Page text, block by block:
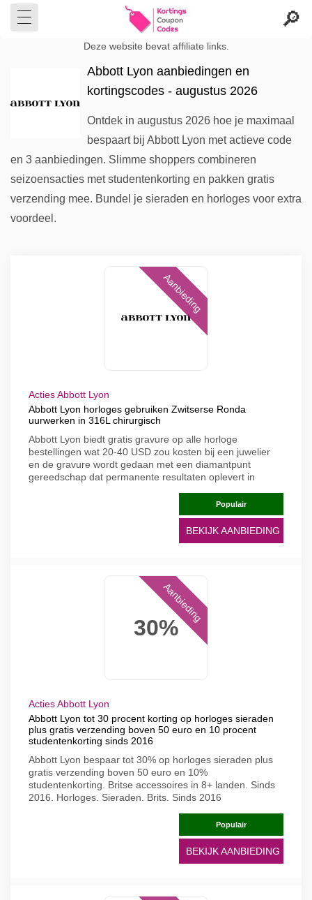
Deze website bevat affiliate links.
Abbott Lyon aanbiedingen en
kortingscodes - augustus 2026
Ontdek in augustus 2026 hoe je maximaal
bespaart bij Abbott Lyon met actieve code
en 3 aanbiedingen. Slimme shoppers combineren
seizoensacties met studentenkorting en pakken gratis
verzending mee. Bundel je sieraden en horloges voor extra
voordeel.
Aanbieding
Acties Abbott Lyon
Abbott Lyon horloges gebruiken Zwitserse Ronda
uurwerken in 316L chirurgisch
Abbott Lyon biedt gratis gravure op alle horloge
bestellingen wat 20-40 USD zou kosten bij een juwelier
en de gravure wordt gedaan met een diamantpunt
gereedschap dat permanente resultaten oplevert in
Populair
BEKIJK AANBIEDING
30%
Aanbieding
Acties Abbott Lyon
Abbott Lyon tot 30 procent korting op horloges sieraden
plus gratis verzending boven 50 euro en 10 procent
studentenkorting sinds 2016
Abbott Lyon bespaar tot 30% op horloges sieraden plus
gratis verzending boven 50 euro en 10%
studentenkorting. Britse accessoires in 8+ landen. Sinds
2016. Horloges. Sieraden. Brits. Sinds 2016
Populair
BEKIJK AANBIEDING